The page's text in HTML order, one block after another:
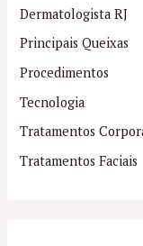
Dermatologista RJ
Principais Queixas
Procedimentos
Tecnologia
Tratamentos
Tratamentos Faciais